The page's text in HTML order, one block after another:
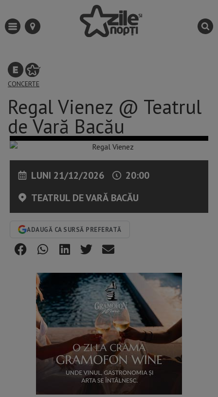
CONCERTE
Regal Vienez @ Teatrul
de Vară Bacău
LUNI 21/12/2026
20:00
TEATRUL DE VARĂ BACĂU
ADAUGĂ CA SURSĂ PREFERATĂ